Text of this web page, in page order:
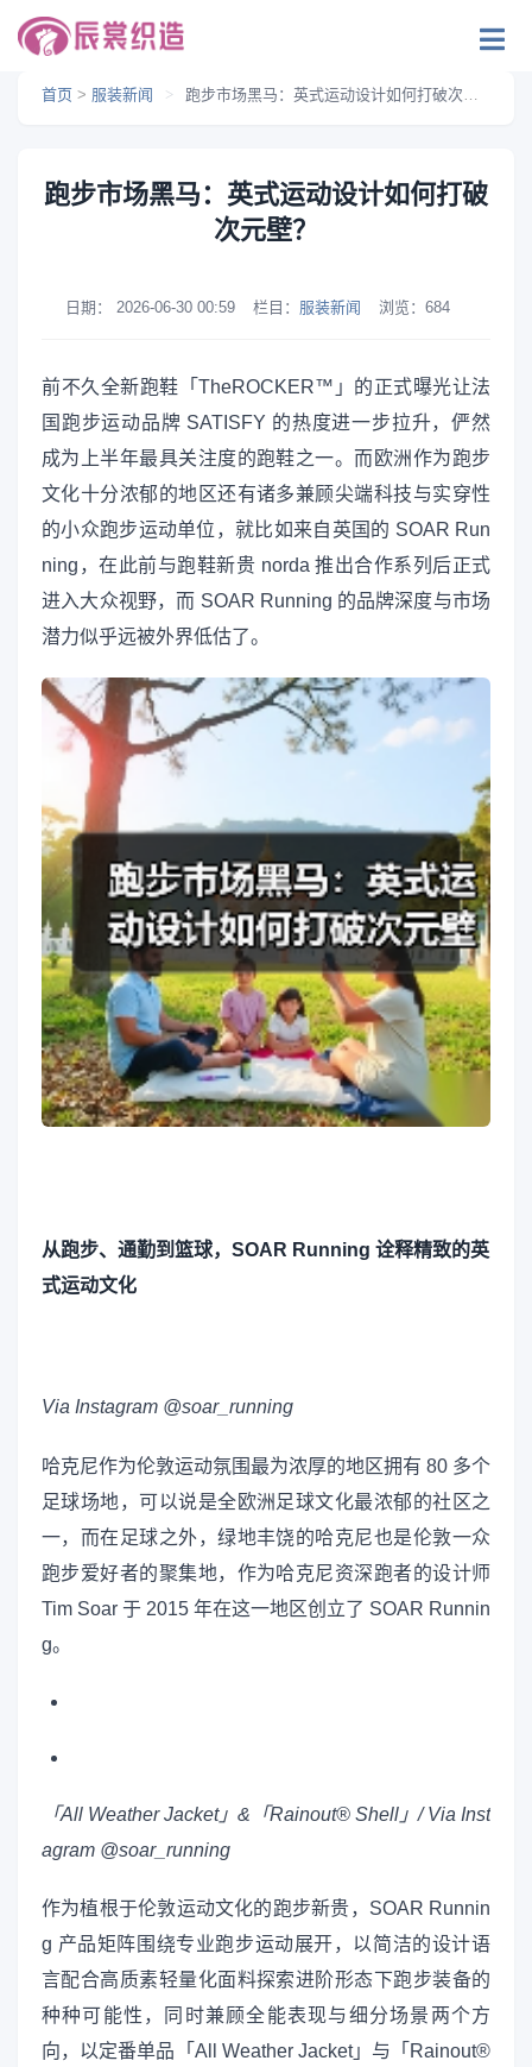
首页 > 服装新闻 > 跑步市场黑马：英式运动设计如何打破次元壁？
跑步市场黑马：英式运动设计如何打破
次元壁？
日期： 2026-06-30 00:59 栏目： 服装新闻 浏览： 684
前不久全新跑鞋「TheROCKER™」的正式曝光让法
国跑步运动品牌 SATISFY 的热度进一步拉升，俨然
成为上半年最具关注度的跑鞋之一。而欧洲作为跑步
文化十分浓郁的地区还有诸多兼顾尖端科技与实穿性
的小众跑步运动单位，就比如来自英国的 SOAR Run
ning，在此前与跑鞋新贵 norda 推出合作系列后正式
进入大众视野，而 SOAR Running 的品牌深度与市场
潜力似乎远被外界低估了。
从跑步、通勤到篮球，SOAR Running 诠释精致的英
式运动文化
Via Instagram @soar_running
哈克尼作为伦敦运动氛围最为浓厚的地区拥有 80 多个
足球场地，可以说是全欧洲足球文化最浓郁的社区之
一，而在足球之外，绿地丰饶的哈克尼也是伦敦一众
跑步爱好者的聚集地，作为哈克尼资深跑者的设计师
Tim Soar 于 2015 年在这一地区创立了 SOAR Runnin
g。
「All Weather Jacket」&「Rainout® Shell」/Via Inst
agram @soar_running
作为植根于伦敦运动文化的跑步新贵，SOAR Runnin
g 产品矩阵围绕专业跑步运动展开，以简洁的设计语
言配合高质素轻量化面料探索进阶形态下跑步装备的
种种可能性，同时兼顾全能表现与细分场景两个方
向，以定番单品「All Weather Jacket」与「Rainout®